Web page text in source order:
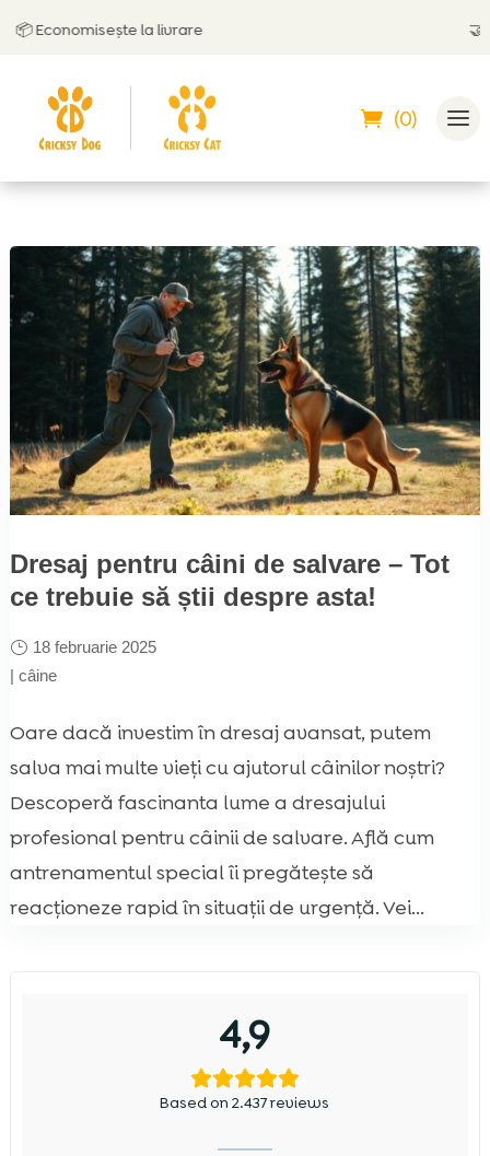
Economisește la livrare
(0)
Dresaj pentru câini de salvare – Tot
ce trebuie să știi despre asta!
18 februarie 2025
| câine
Oare dacă investim în dresaj avansat, putem
salva mai multe vieți cu ajutorul câinilor noștri?
Descoperă fascinanta lume a dresajului
profesional pentru câinii de salvare. Află cum
antrenamentul special îi pregătește să
reacționeze rapid în situații de urgență. Vei...
4,9
Based on 2.437 reviews